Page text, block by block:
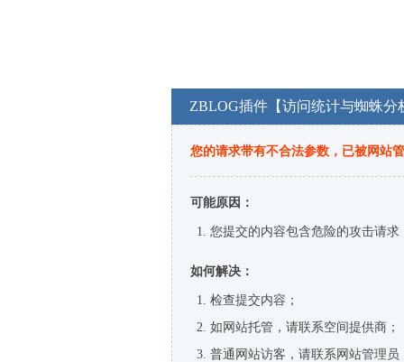
ZBLOG插件【访问统计与蜘蛛分
您的请求带有不合法参数，已被网站
可能原因：
您提交的内容包含危险的攻击请求
如何解决：
检查提交内容；
如网站托管，请联系空间提供商；
普通网站访客，请联系网站管理员